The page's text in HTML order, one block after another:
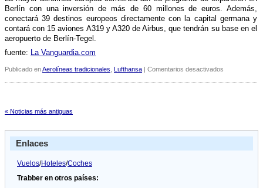
Berlí­n con una inversión de más de 60 millones de euros. Además,
conectará 39 destinos europeos directamente con la capital germana y
contará con 15 aviones A319 y A320 de Airbus, que tendrán su base en el
aeropuerto de Berlí­n-Tegel.
fuente: La Vanguardia.com
Publicado enAerolíneas tradicionales Lufthansa | Comentarios desactivados
Berlí­
« Noticias más antiguas
Enlaces
Vuelos/Hoteles/Coches
Trabber en otros países: